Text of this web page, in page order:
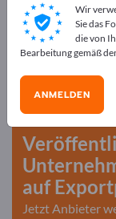
Bedarfe –
auf
Jetzt Anbieter
Wir
Sie das
die von
Bearbeitung gemäß
ANMELDEN